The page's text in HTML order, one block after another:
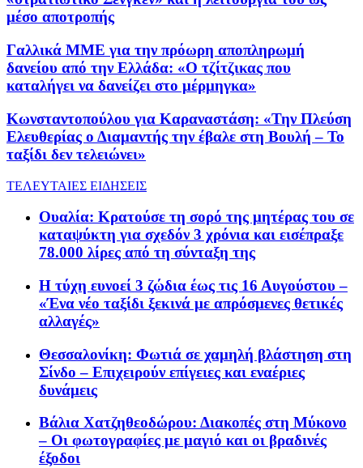
μέσο αποτροπής
Γαλλικά ΜΜΕ για την πρόωρη αποπληρωμή
δανείου από την Ελλάδα: «Ο τζίτζικας που
καταλήγει να δανείζει στο μέρμηγκα»
Κωνσταντοπούλου για Καραναστάση: «Την Πλεύση
Ελευθερίας ο Διαμαντής την έβαλε στη Βουλή – Το
ταξίδι δεν τελειώνει»
ΤΕΛΕΥΤΑΙΕΣ ΕΙΔΗΣΕΙΣ
Ουαλία: Κρατούσε τη σορό της μητέρας του σε
καταψύκτη για σχεδόν 3 χρόνια και εισέπραξε
78.000 λίρες από τη σύνταξη της
Η τύχη ευνοεί 3 ζώδια έως τις 16 Αυγούστου –
«Ένα νέο ταξίδι ξεκινά με απρόσμενες θετικές
αλλαγές»
Θεσσαλονίκη: Φωτιά σε χαμηλή βλάστηση στη
Σίνδο – Επιχειρούν επίγειες και εναέριες
δυνάμεις
Βάλια Χατζηθεοδώρου: Διακοπές στη Μύκονο
– Οι φωτογραφίες με μαγιό και οι βραδινές
έξοδοι